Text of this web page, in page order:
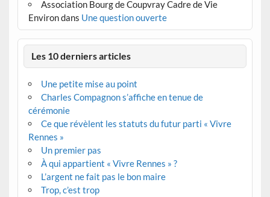
Association Bourg de Coupvray Cadre de Vie
Environdans Une question ouverte
Les 10 derniers articles
Une petite mise au point
Charles Compagnon s’affiche en tenue de
cérémonie
Ce que révèlent les statuts du futur parti « Vivre
Rennes »
Un premier pas
À qui appartient « Vivre Rennes » ?
L’argent ne fait pas le bon maire
Trop, c’est trop